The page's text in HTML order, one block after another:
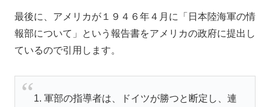
最後に、アメリカが１９４６年４月に「日本陸海軍の情
報部について」という報告書をアメリカの政府に提出し
ているので引用します。
軍部の指導者は、ドイツが勝つと断定し、連